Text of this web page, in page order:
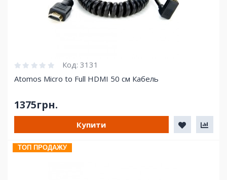
Код: 3131
Atomos Micro to Full HDMI 50 см Кабель
1375грн.
Купити
ТОП ПРОДАЖУ